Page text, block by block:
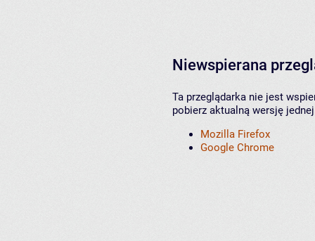
Niewspierana
Ta przeglądarka nie jest
pobierz aktualną wersję
Mozilla Firefox
Google Chrome